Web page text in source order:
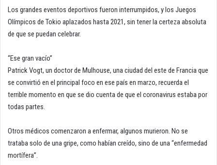
Los grandes eventos deportivos fueron interrumpidos, y los Juegos
Olímpicos de Tokio aplazados hasta 2021, sin tener la certeza absoluta
de que se puedan celebrar.
“Ese gran vacío”
Patrick Vogt, un doctor de Mulhouse, una ciudad del este de Francia que
se convirtió en el principal foco en ese país en marzo, recuerda el
terrible momento en que se dio cuenta de que el coronavirus estaba por
todas partes.
Otros médicos comenzaron a enfermar, algunos murieron. No se
trataba solo de una gripe, como habían creído, sino de una “enfermedad
mortífera”.